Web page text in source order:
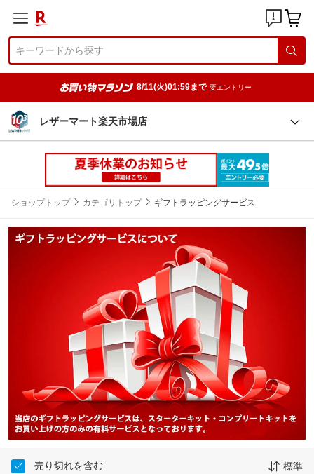
8/11(火)01:59まで 要エントリー
レザーマート楽天市場店
ショップトップ カテゴリトップ ギフトラッピングサービス
売り切れを含む 標準